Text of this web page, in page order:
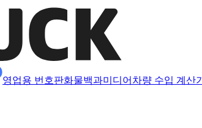
영업용 번호판화물백과미디어 차량 수입 계산기